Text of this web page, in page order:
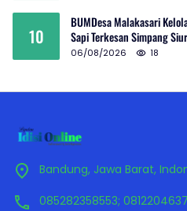
10
BUMDesa Malakasari
Sapi Terkesan Simpang Siur
06/08/2026 18
Bandung, Jawa Barat,
085282358553;